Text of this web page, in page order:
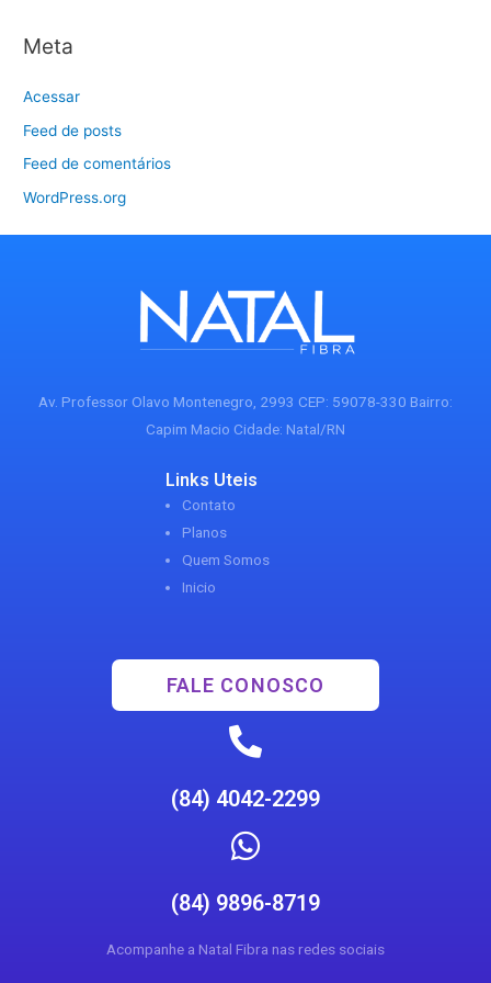
Meta
Acessar
Feed de posts
Feed de comentários
WordPress.org
Av. Professor Olavo Montenegro, 2993 CEP: 59078-330 Bairro:
Capim Macio Cidade: Natal/RN
Links Uteis
Contato
Planos
Quem Somos
Inicio
FALE CONOSCO
(84) 4042-2299
(84) 9896-8719
Acompanhe a Natal Fibra nas redes sociais